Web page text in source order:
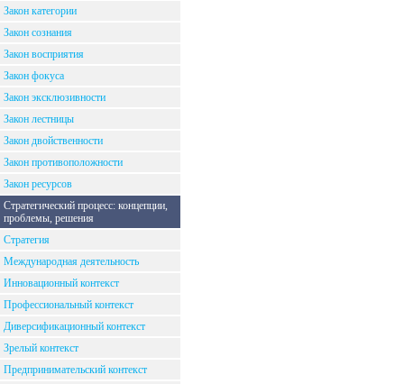
Закон категории
Закон сознания
Закон восприятия
Закон фокуса
Закон эксклюзивности
Закон лестницы
Закон двойственности
Закон противоположности
Закон ресурсов
Стратегический процесс: концепции,
проблемы, решения
Стратегия
Международная деятельность
Инновационный контекст
Профессиональный контекст
Диверсификационный контекст
Зрелый контекст
Предпринимательский контекст